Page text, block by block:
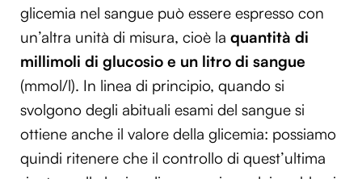
glicemia nel sangue può essere espresso con
un’altra unità di misura, cioè la quantità di
millimoli di glucosio e un litro di sangue
(mmol/l). In linea di principio, quando si
svolgono degli abituali esami del sangue si
ottiene anche il valore della glicemia: possiamo
quindi ritenere che il controllo di quest’ultima